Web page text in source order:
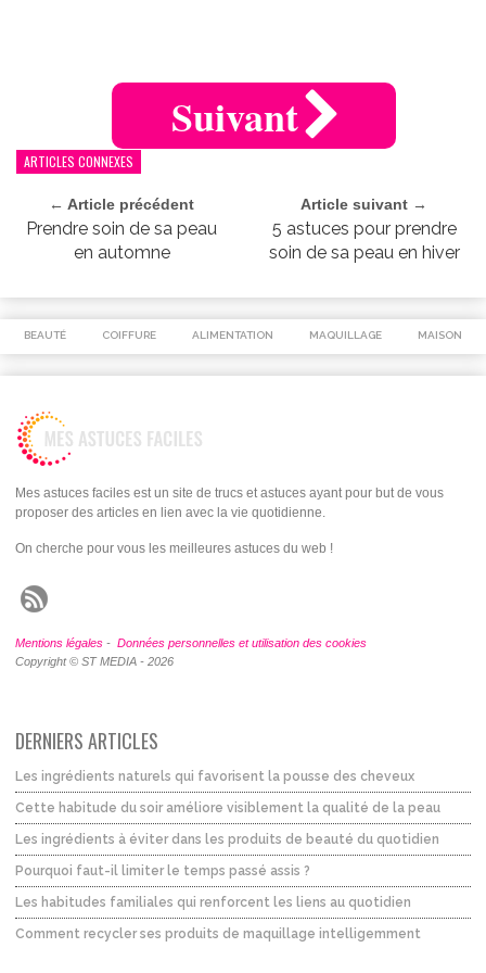
Suivant
ARTICLES CONNEXES
← Article précédent
Prendre soin de sa peau
en automne
Article suivant →
5 astuces pour prendre
soin de sa peau en hiver
BEAUTÉ COIFFURE ALIMENTATION MAQUILLAGE MAISON
Mes astuces faciles est un site de trucs et astuces ayant pour but de vous
proposer des articles en lien avec la vie quotidienne.
On cherche pour vous les meilleures astuces du web !
Mentions légales - Données personnelles et utilisation des cookies
Copyright © ST MEDIA - 2026
DERNIERS ARTICLES
Les ingrédients naturels qui favorisent la pousse des cheveux
Cette habitude du soir améliore visiblement la qualité de la peau
Les ingrédients à éviter dans les produits de beauté du quotidien
Pourquoi faut-il limiter le temps passé assis ?
Les habitudes familiales qui renforcent les liens au quotidien
Comment recycler ses produits de maquillage intelligemment